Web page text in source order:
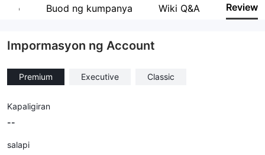
KumpanyaBuod ng kumpanya Wiki Q&A Review
Impormasyon ng Account
Premium Executive Classic
Kapaligiran
--
salapi